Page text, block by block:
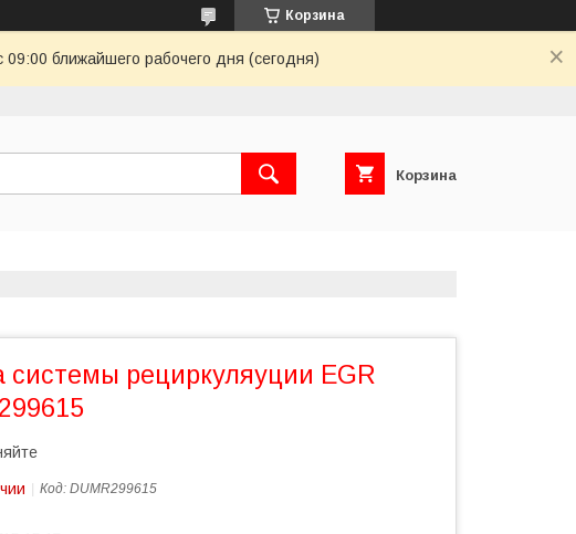
Корзина
ближайшего рабочего дня (сегодня)
Корзина
системы рециркуляуции EGR
Код: DUMR299615